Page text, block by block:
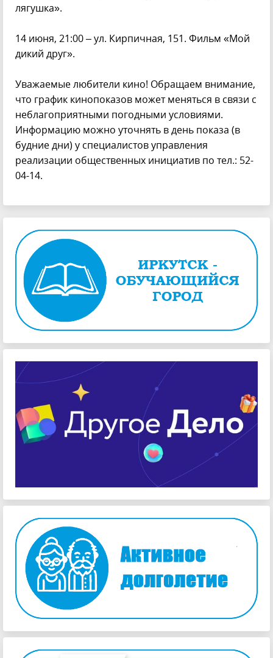
лягушка».
14 июня, 21:00 – ул. Кирпичная, 151. Фильм «Мой
дикий друг».
Уважаемые любители кино! Обращаем внимание,
что график кинопоказов может меняться в связи с
неблагоприятными погодными условиями.
Информацию можно уточнять в день показа (в
будние дни) у специалистов управления
реализации общественных инициатив по тел.: 52-
04-14.